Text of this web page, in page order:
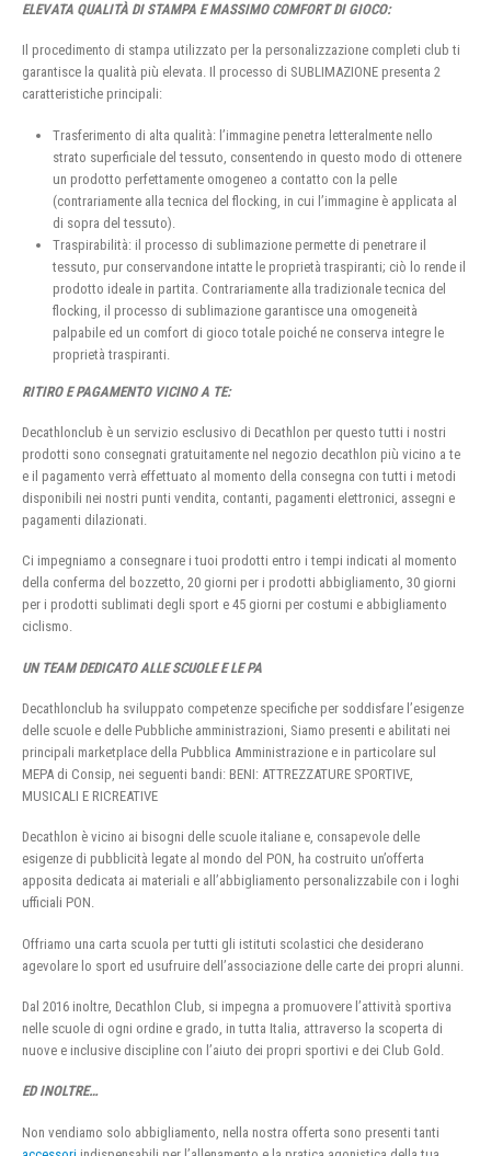
ELEVATA QUALITÀ DI STAMPA E MASSIMO COMFORT DI GIOCO:
Il procedimento di stampa utilizzato per la personalizzazione completi club ti
garantisce la qualità più elevata. Il processo di SUBLIMAZIONE presenta 2
caratteristiche principali:
Trasferimento di alta qualità: l’immagine penetra letteralmente nello
strato superficiale del tessuto, consentendo in questo modo di ottenere
un prodotto perfettamente omogeneo a contatto con la pelle
(contrariamente alla tecnica del flocking, in cui l’immagine è applicata al
di sopra del tessuto).
Traspirabilità: il processo di sublimazione permette di penetrare il
tessuto, pur conservandone intatte le proprietà traspiranti; ciò lo rende il
prodotto ideale in partita. Contrariamente alla tradizionale tecnica del
flocking, il processo di sublimazione garantisce una omogeneità
palpabile ed un comfort di gioco totale poiché ne conserva integre le
proprietà traspiranti.
RITIRO E PAGAMENTO VICINO A TE:
Decathlonclub è un servizio esclusivo di Decathlon per questo tutti i nostri
prodotti sono consegnati gratuitamente nel negozio decathlon più vicino a te
e il pagamento verrà effettuato al momento della consegna con tutti i metodi
disponibili nei nostri punti vendita, contanti, pagamenti elettronici, assegni e
pagamenti dilazionati.
Ci impegniamo a consegnare i tuoi prodotti entro i tempi indicati al momento
della conferma del bozzetto, 20 giorni per i prodotti abbigliamento, 30 giorni
per i prodotti sublimati degli sport e 45 giorni per costumi e abbigliamento
ciclismo.
UN TEAM DEDICATO ALLE SCUOLE E LE PA
Decathlonclub ha sviluppato competenze specifiche per soddisfare l’esigenze
delle scuole e delle Pubbliche amministrazioni, Siamo presenti e abilitati nei
principali marketplace della Pubblica Amministrazione e in particolare sul
MEPA di Consip, nei seguenti bandi: BENI: ATTREZZATURE SPORTIVE,
MUSICALI E RICREATIVE
Decathlon è vicino ai bisogni delle scuole italiane e, consapevole delle
esigenze di pubblicità legate al mondo del PON, ha costruito un’offerta
apposita dedicata ai materiali e all’abbigliamento personalizzabile con i loghi
ufficiali PON.
Offriamo una carta scuola per tutti gli istituti scolastici che desiderano
agevolare lo sport ed usufruire dell’associazione delle carte dei propri alunni.
Dal 2016 inoltre, Decathlon Club, si impegna a promuovere l’attività sportiva
nelle scuole di ogni ordine e grado, in tutta Italia, attraverso la scoperta di
nuove e inclusive discipline con l’aiuto dei propri sportivi e dei Club Gold.
ED INOLTRE…
Non vendiamo solo abbigliamento, nella nostra offerta sono presenti tanti